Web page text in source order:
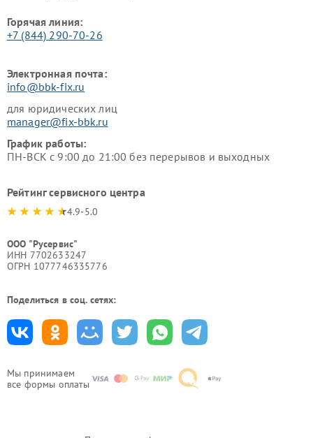
Мы принимаем
все формы оплаты
Горячая линия:
+7 (844) 290-70-26
Электронная почта:
info@bbk-fix.ru
для юридических лиц
manager@fix-bbk.ru
График работы:
ПН-ВСК с 9:00 до 21:00 без перерывов и выходных
Рейтинг сервисного центра
4.9-5.0
ООО "Русервис"
ИНН 7702633247
ОГРН 1077746335776
Поделиться в соц. сетях: